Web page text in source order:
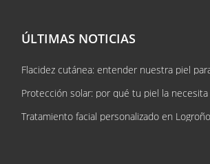
ÚLTIMAS NOTICIAS
Flacidez cutánea: entender nuestra piel
Protección solar: por qué tu piel la